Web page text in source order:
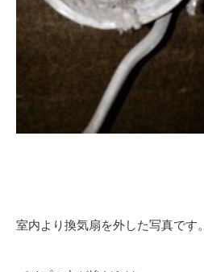
室内より換気扇を外した写真です。